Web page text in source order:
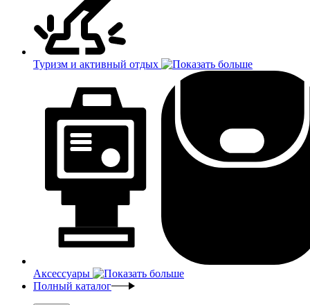
Туризм и активный отдых
Аксессуары
Полный каталог